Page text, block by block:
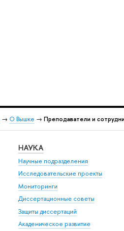
→ О Вышке → Преподаватели и
НАУКА
Научные подразделения
Исследовательские проекты
Мониторинги
Диссертационные советы
Защиты диссертаций
Академическое развитие